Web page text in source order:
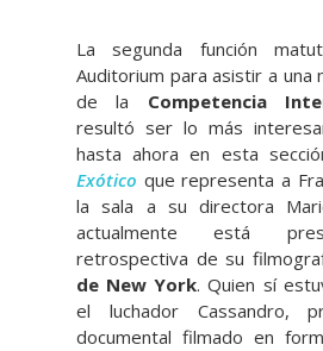
La segunda función
Auditorium para asistir a una
de la Competencia
resultó ser lo más
hasta ahora en esta
Exótico que representa a
la sala a su directora
actualmente está
retrospectiva de su
de New York. Quien sí
el luchador Cassandro,
documental filmado en